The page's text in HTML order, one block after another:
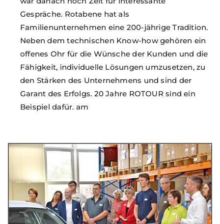
Gespräche. Rotabene hat als
Familienunternehmen eine 200-jährige Tradition.
Neben dem technischen Know-how gehören ein
offenes Ohr für die Wünsche der Kunden und die
Fähigkeit, individuelle Lösungen umzusetzen, zu
den Stärken des Unternehmens und sind der
Garant des Erfolgs. 20 Jahre ROTOUR sind ein
Beispiel dafür. am